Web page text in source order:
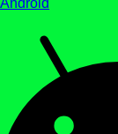
Android